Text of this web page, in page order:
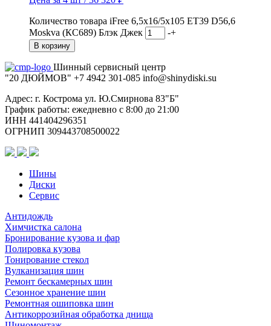
Количество товара iFree 6,5x16/5x105 ET39 D56,6
Moskva (КС689) Блэк Джек
-+
В корзину
Шинный сервисный центр
"20 ДЮЙМОВ" +7 4942 301-085 info@shinydiski.su
Адрес: г. Кострома ул. Ю.Смирнова 83"Б"
График работы: ежедневно с 8:00 до 21:00
ИНН 441404296351
ОГРНИП 309443708500022
Шины
Диски
Сервис
Антидождь
Химчистка салона
Бронирование кузова и фар
Полировка кузова
Тонирование стекол
Вулканизация шин
Ремонт бескамерных шин
Сезонное хранение шин
Ремонтная ошиповка шин
Антикоррозийная обработка днища